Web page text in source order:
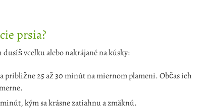
prsia?
vcelku alebo nakrájané na kúsky:
približne 25 až 30 minút na miernom plameni. Občas ich
kým sa krásne zatiahnu a zmäknú.